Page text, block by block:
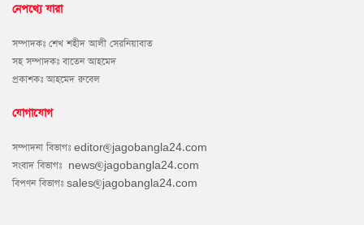
নেপথ্যে যারা
সম্পাদকঃ শেখ শহীদ আলী সেরনিয়াবাত
সহ সম্পাদকঃ বাতেন আহমেদ
প্রকাশকঃ আহমেদ রুবেল
যোগাযোগ
সম্পাদনা বিভাগঃ editor@jagobangla24.com
সংবাদ বিভাগঃ news@jagobangla24.com
বিপণন বিভাগঃ sales@jagobangla24.com